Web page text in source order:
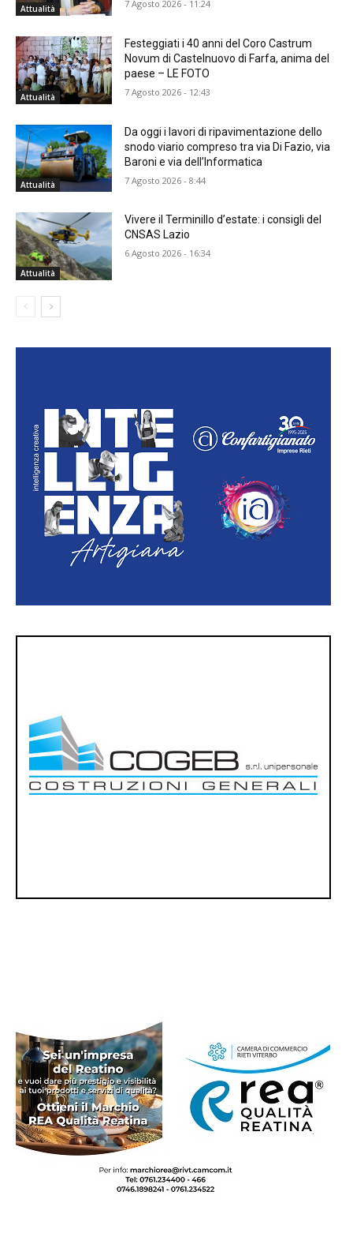
Attualità 7 Agosto 2026 - 11:24
Attualità
Festeggiati i 40 anni del Coro Castrum
Novum di Castelnuovo di Farfa, anima del
paese – LE FOTO
7 Agosto 2026 - 12:43
Attualità
Da oggi i lavori di ripavimentazione dello
snodo viario compreso tra via Di Fazio, via
Baroni e via dell’Informatica
7 Agosto 2026 - 8:44
Attualità
Vivere il Terminillo d’estate: i consigli del
CNSAS Lazio
6 Agosto 2026 - 16:34